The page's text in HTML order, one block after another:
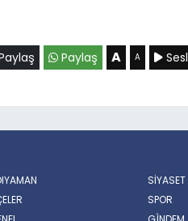
Paylaş A A
SİYASET
SPOR